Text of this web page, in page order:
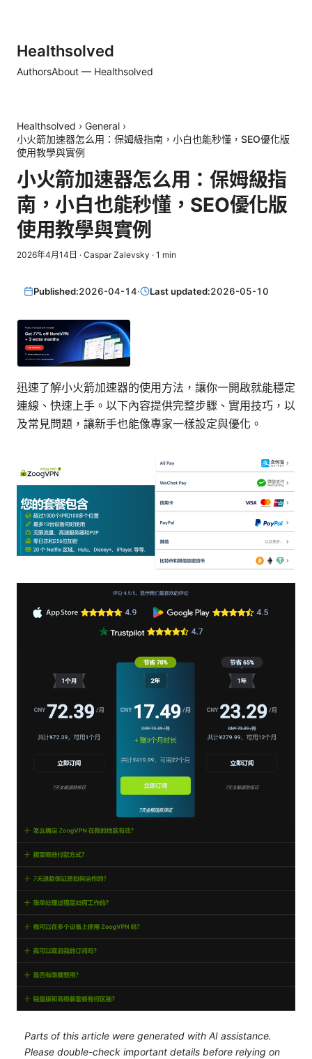
Healthsolved
AuthorsAbout — Healthsolved
Healthsolved › General ›
小火箭加速器怎么用：保姆級指南，小白也能秒懂，SEO優化版
使用教學與實例
小火箭加速器怎么用：保姆級指
南，小白也能秒懂，SEO優化版
使用教學與實例
2026年4月14日 · Caspar Zalevsky · 1 min
Published:2026-04-14· Last updated:2026-05-10
迅速了解小火箭加速器的使用方法，讓你一開啟就能穩定
連線、快速上手。以下內容提供完整步驟、實用技巧，以
及常見問題，讓新手也能像專家一樣設定與優化。
Parts of this article were generated with AI assistance.
Please double-check important details before relying on